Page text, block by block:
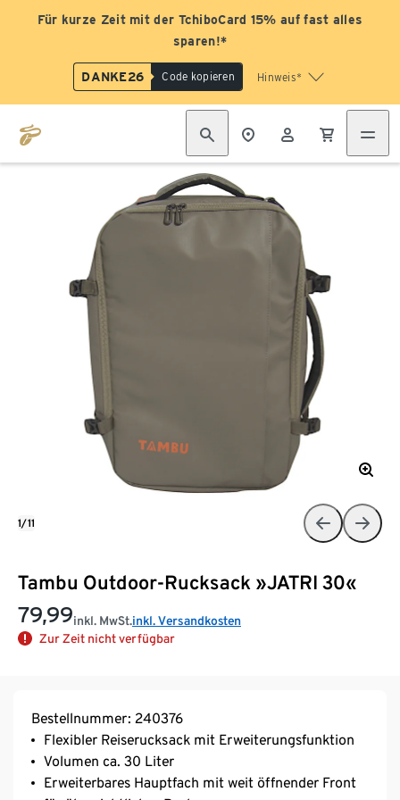
Für kurze Zeit mit der TchiboCard 15% auf fast alles
sparen!*
DANKE26 Code kopieren Hinweis*
Tambu Outdoor-Rucksack »JATRI 30«
79,99inkl. MwSt.inkl. Versandkosten
Zur Zeit nicht verfügbar
1/11
Bestellnummer: 240376
Flexibler Reiserucksack mit Erweiterungsfunktion
Volumen ca. 30 Liter
Erweiterbares Hauptfach mit weit öffnender Front